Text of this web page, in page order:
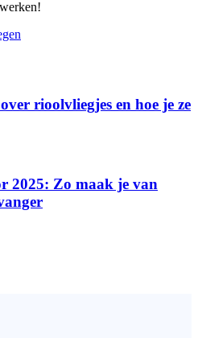
rioolvliegjes en hoe je ze
2025: Zo maak je van